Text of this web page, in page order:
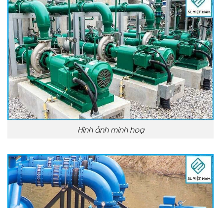
Hình ảnh minh hoạ